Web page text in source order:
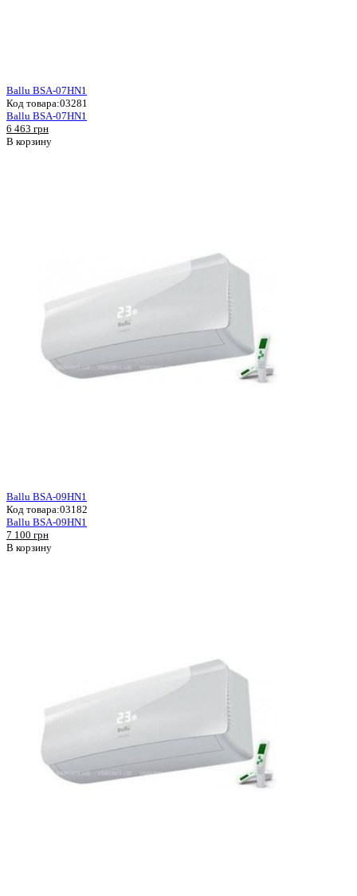
Ballu BSA-07HN1
Код товара:03281
Ballu BSA-07HN1
6 463 грн
В корзину
Ballu BSA-09HN1
Код товара:03182
Ballu BSA-09HN1
7 100 грн
В корзину